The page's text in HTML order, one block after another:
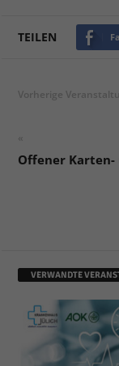
TEILEN
Vorherige
«
Offener
VERWANDTE